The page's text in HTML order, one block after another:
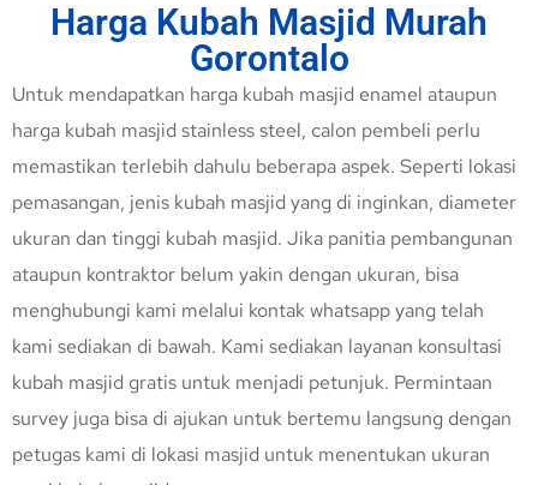
Harga Kubah Masjid Murah
Gorontalo
Untuk mendapatkan harga kubah masjid enamel ataupun
harga kubah masjid stainless steel, calon pembeli perlu
memastikan terlebih dahulu beberapa aspek. Seperti lokasi
pemasangan, jenis kubah masjid yang di inginkan, diameter
ukuran dan tinggi kubah masjid. Jika panitia pembangunan
ataupun kontraktor belum yakin dengan ukuran, bisa
menghubungi kami melalui kontak whatsapp yang telah
kami sediakan di bawah. Kami sediakan layanan konsultasi
kubah masjid gratis untuk menjadi petunjuk. Permintaan
survey juga bisa di ajukan untuk bertemu langsung dengan
petugas kami di lokasi masjid untuk menentukan ukuran